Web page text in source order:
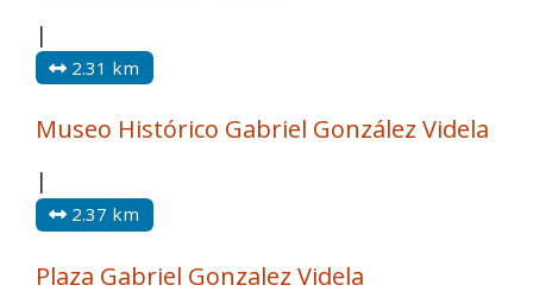
|
2.31 km
Museo Histórico Gabriel González Videla
|
2.37 km
Plaza Gabriel Gonzalez Videla